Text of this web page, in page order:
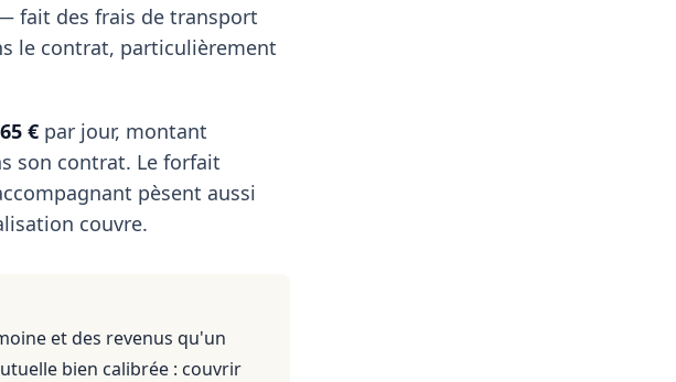
fait des frais de transport
le contrat, particulièrement
65 € par jour, montant
son contrat. Le forfait
pèsent aussi
couvre.
et des revenus qu'un
bien calibrée : couvrir